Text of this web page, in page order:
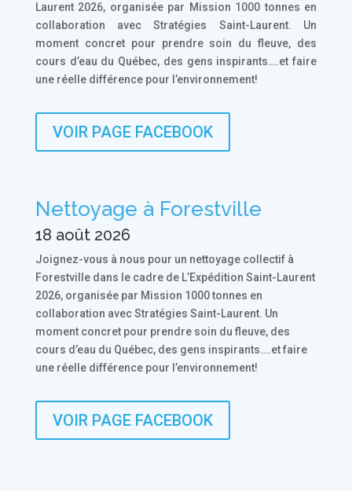
Laurent 2026, organisée par Mission 1000 tonnes en
collaboration avec Stratégies Saint-Laurent. Un
moment concret pour prendre soin du fleuve, des
cours d’eau du Québec, des gens inspirants….et faire
une réelle différence pour l’environnement!
VOIR PAGE FACEBOOK
Nettoyage à Forestville
18 août 2026
Joignez-vous à nous pour un nettoyage collectif à
Forestville dans le cadre de L’Expédition Saint-Laurent
2026, organisée par Mission 1000 tonnes en
collaboration avec Stratégies Saint-Laurent. Un
moment concret pour prendre soin du fleuve, des
cours d’eau du Québec, des gens inspirants….et faire
une réelle différence pour l’environnement!
VOIR PAGE FACEBOOK